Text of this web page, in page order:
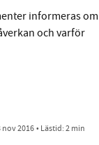
informeras om
och varför
nov 2016• Lästid:2 min